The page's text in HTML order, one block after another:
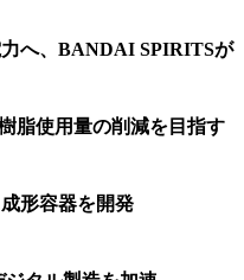
へ、BANDAI SPIRITSが
脂使用量の削減を目指す
形容器を開発